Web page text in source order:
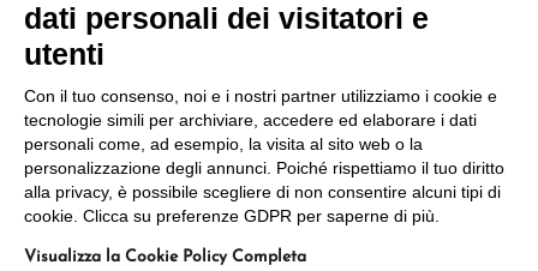
L
a
p
a
g
i
n
a
L
i
n
k
L
a
p
a
g
i
n
a
F
a
e
L
a
g
i
n
a
I
n
s
t
Il Progetto
L’Archivio
I Servizi
Gli Approfondimenti
In evidenza
dati personali dei visitatori e
utenti
Con il tuo consenso, noi e i nostri partner utilizziamo i cookie e
tecnologie simili per archiviare, accedere ed elaborare i dati
personali come, ad esempio, la visita al sito web o la
personalizzazione degli annunci. Poiché rispettiamo il tuo diritto
alla privacy, è possibile scegliere di non consentire alcuni tipi di
cookie. Clicca su preferenze GDPR per saperne di più.
Visualizza la Cookie Policy Completa